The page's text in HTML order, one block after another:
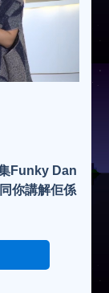
Funky Dan
你講解佢係